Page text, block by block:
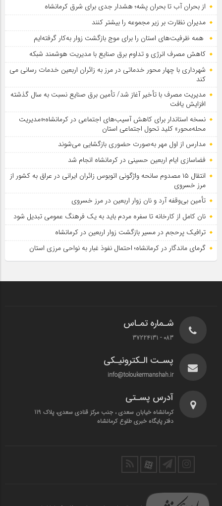
از بحران آب تا بحران پشه؛ هشدار جدی برای شرق کرمانشاه
مدیران نظارت بر زیر مجموعه را بیشتر کنند
همه ظرفیت‌های استان را برای موج بازگشت زوار به‌کار گرفته‌ایم
کاهش مصرف انرژی و تداوم برق صنایع با مدیریت هوشمند شبکه
شهرداری با چهار محور خدماتی در مرز به زائران اربعین خدمات رسانی می
کند
مدیریت مصرف با تأخیر آغاز شد/ تأمین برق صنایع نسبت به سال گذشته
افزایش یافت
نسخه استاندار برای کاهش آسیب‌های اجتماعی در کرمانشاه؛«مدیریت
محله‌محور» کلید تحول اجتماعی استان
مدارس از اول مهر به‌صورت حضوری بازگشایی می‌شوند
فضاسازی ایام اربعین حسینی در کرمانشاه انجام شد
انتقال ۱۵ مصدوم سانحه واژگونی اتوبوس زائران ایرانی در عراق به کشور از
مرز خسروی
تأمین بی‌وقفه آرد و نان زوار اربعین در مرز خسروی
نان کامل از کارخانه تا سفره مردم باید به یک فرهنگ عمومی تبدیل شود
ترافیک پرحجم در مسیر بازگشت زوار اربعین در کرمانشاه
گرمای ماندگار در کرمانشاه؛ احتمال نفوذ غبار به نواحی مرزی استان
شـماره تمـاس
083 - 37224131
پسـت الـکترونیـکی
info@toloukermanshah.ir
آدرس پسـتی
کرمانشاه خیابان سعدی ، جنب مرکز قنادی سعدی، پلاک 119
دفتر پایگاه خبری طلوع کرمانشاه